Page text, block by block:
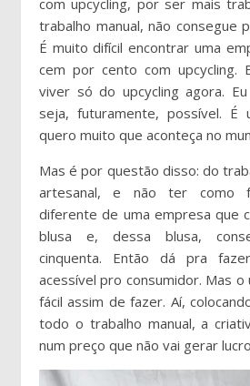
com upcycling, por ser mais
trabalho manual, não consegue
É muito difícil encontrar uma
cem por cento com upcycling.
viver só do upcycling agora.
seja, futuramente, possível. É
quero muito que aconteça no
Mas é por questão disso: do
artesanal, e não ter como
diferente de uma empresa que
blusa e, dessa blusa,
cinquenta. Então dá pra
acessível pro consumidor. Mas o
fácil assim de fazer. Aí,
todo o trabalho manual, a
num preço que não vai gerar